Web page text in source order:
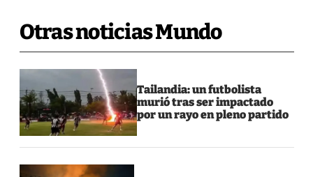
Otras noticias Mundo
Tailandia: un futbolista
murió tras ser impactado
por un rayo en pleno partido